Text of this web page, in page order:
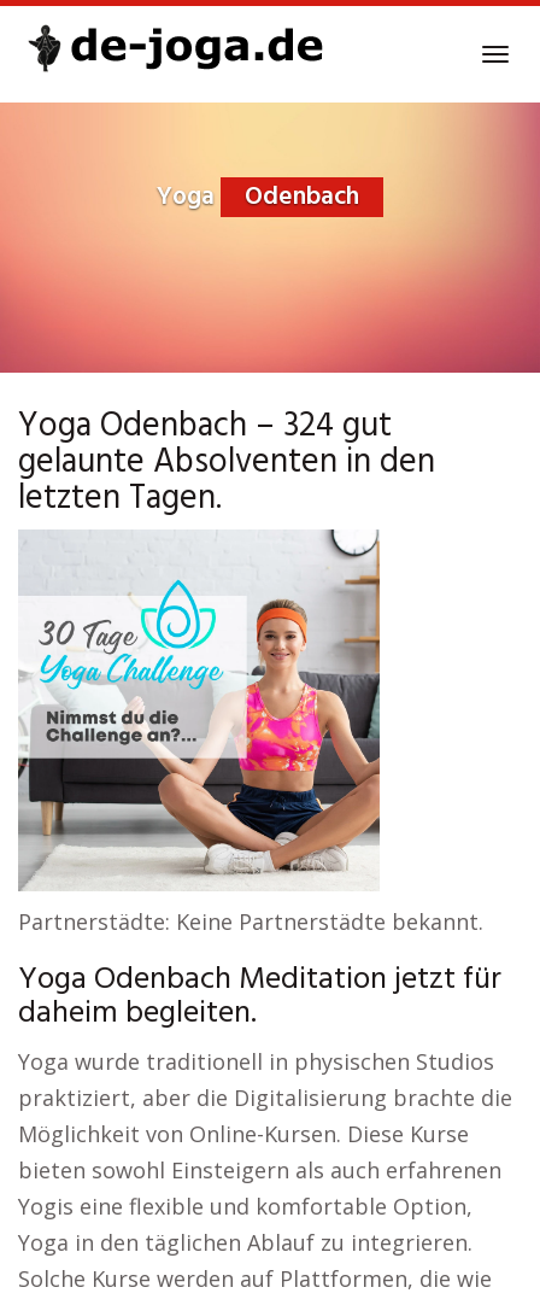
Yoga Odenbach
Yoga Odenbach – 324 gut
gelaunte Absolventen in den
letzten Tagen.
Partnerstädte: Keine Partnerstädte bekannt.
Yoga Odenbach Meditation jetzt für
daheim begleiten.
Yoga wurde traditionell in physischen Studios
praktiziert, aber die Digitalisierung brachte die
Möglichkeit von Online-Kursen. Diese Kurse
bieten sowohl Einsteigern als auch erfahrenen
Yogis eine flexible und komfortable Option,
Yoga in den täglichen Ablauf zu integrieren.
Solche Kurse werden auf Plattformen, die wie